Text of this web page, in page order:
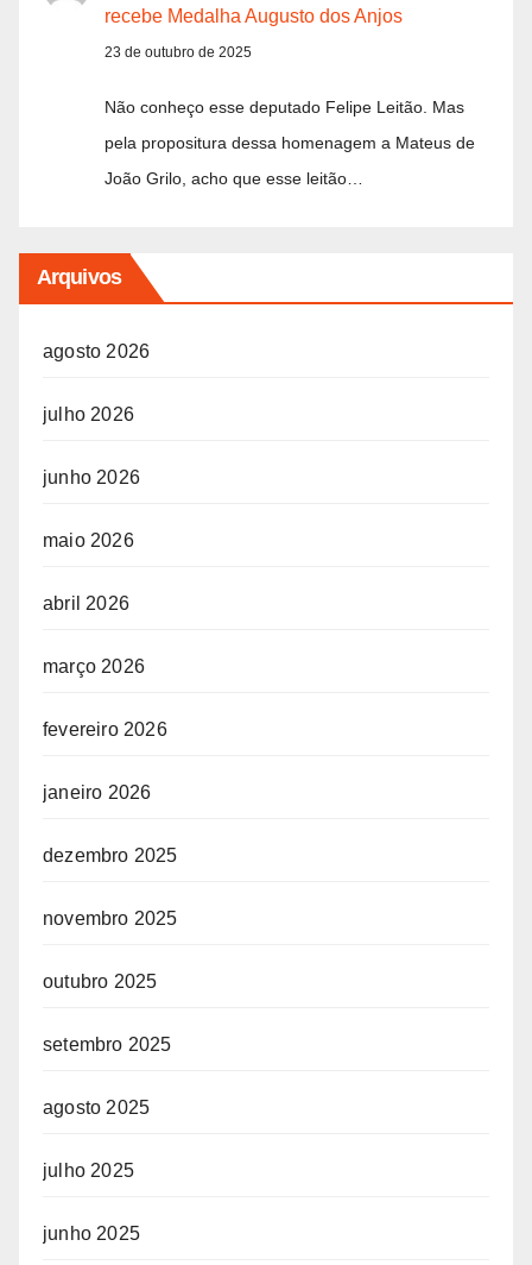
recebe Medalha Augusto dos Anjos
23 de outubro de 2025
Não conheço esse deputado Felipe Leitão. Mas
pela propositura dessa homenagem a Mateus de
João Grilo, acho que esse leitão…
Arquivos
agosto 2026
julho 2026
junho 2026
maio 2026
abril 2026
março 2026
fevereiro 2026
janeiro 2026
dezembro 2025
novembro 2025
outubro 2025
setembro 2025
agosto 2025
julho 2025
junho 2025